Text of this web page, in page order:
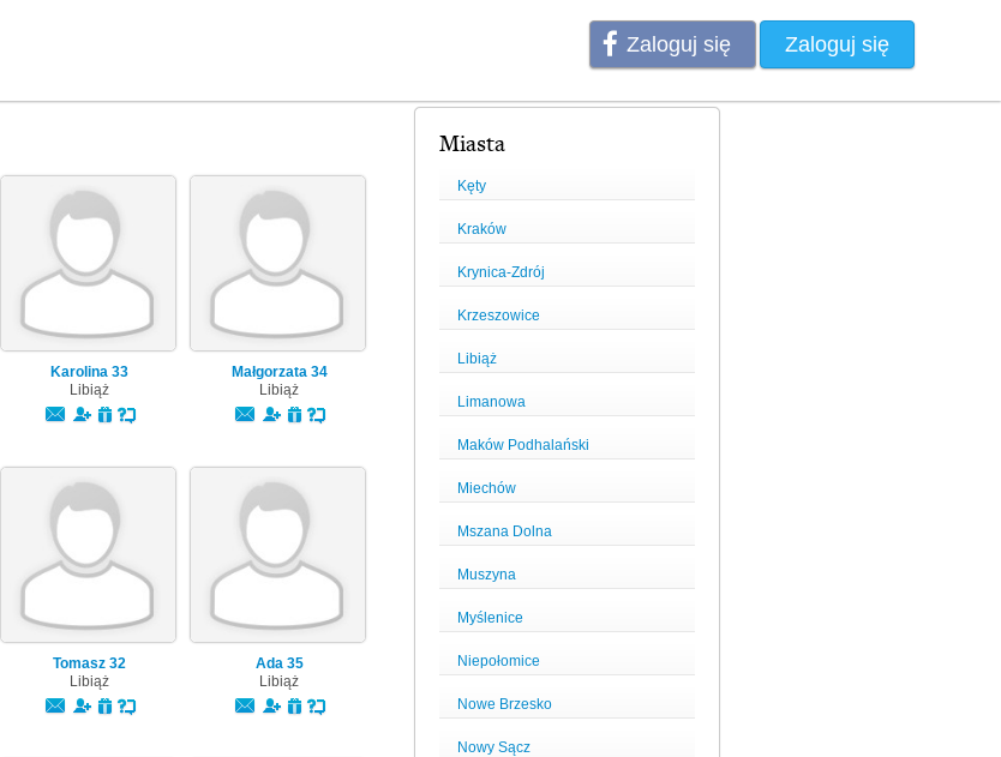
Zaloguj się Zaloguj się
Karolina 33
Libiąż
Małgorzata 34
Libiąż
Tomasz 32
Libiąż
Ada 35
Libiąż
Miasta
Kęty
Kraków
Krynica-Zdrój
Krzeszowice
Libiąż
Limanowa
Maków Podhalański
Miechów
Mszana Dolna
Muszyna
Myślenice
Niepołomice
Nowe Brzesko
Nowy Sącz